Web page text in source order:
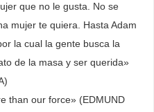
que no le gusta. No se
mujer te quiera. Hasta Adam
la cual la gente busca la
de la masa y ser querida»
than our force» (EDMUND